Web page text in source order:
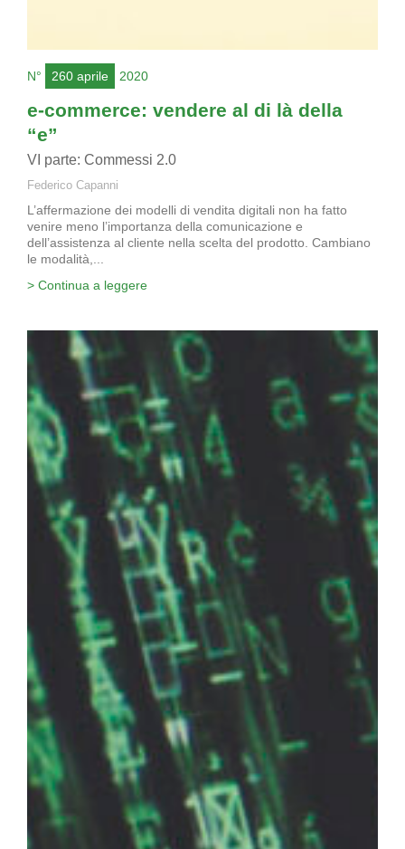
N° 260 aprile 2020
e-commerce: vendere al di là della
“e”
VI parte: Commessi 2.0
Federico Capanni
L’affermazione dei modelli di vendita digitali non ha fatto
venire meno l’importanza della comunicazione e
dell’assistenza al cliente nella scelta del prodotto. Cambiano
le modalità,...
> Continua a leggere